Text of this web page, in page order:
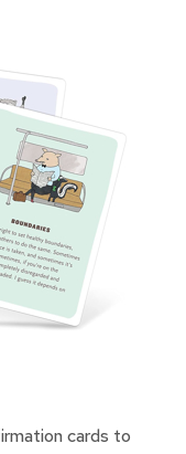
cards to